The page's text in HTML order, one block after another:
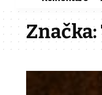
Značka: